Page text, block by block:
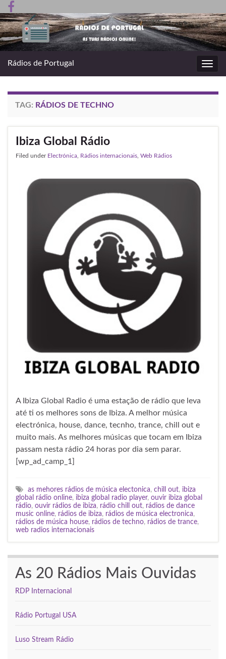
Rádios de Portugal
TAG: RÁDIOS DE TECHNO
Ibiza Global Rádio
Filed under Electrónica Rádios internacionais Web Rádios
A Ibiza Global Radio é uma estação de rádio que leva
até ti os melhores sons de Ibiza. A melhor música
electrónica, house, dance, tecnho, trance, chill out e
muito mais. As melhores músicas que tocam em Ibiza
passam nesta rádio 24 horas por dia sem parar.
[wp_ad_camp_1]
as mehores rádios de música electonica, chill out, ibiza
global rádio online, ibiza global radio player, ouvir ibiza global
rádio, ouvir rádios de ibiza, rádio chill out, rádios de dance
music online, rádios de ibiza, rádios de música electronica,
rádios de música house, rádios de techno, rádios de trance,
web radios internacionais
As 20 Rádios Mais Ouvidas
RDP Internacional
Rádio Portugal USA
Luso Stream Rádio